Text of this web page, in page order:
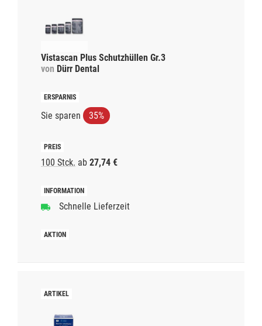
Vistascan Plus Schutzhüllen Gr.3
von Dürr Dental
Sie sparen 35%
100 Stck. ab 27,74 €
Schnelle Lieferzeit